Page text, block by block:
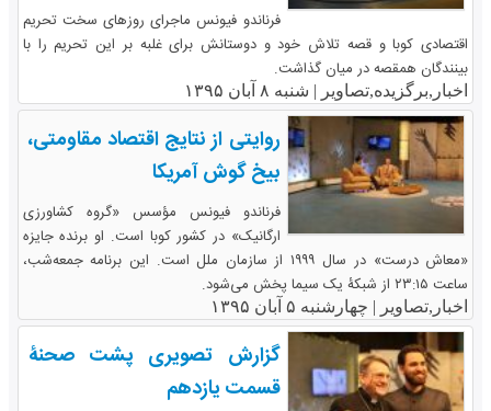
فرناندو فیونس ماجرای روزهای سخت تحریم
اقتصادی کوبا و قصه تلاش خود و دوستانش برای غلبه بر این تحریم را با
بینندگان همقصه در میان گذاشت.
اخبار,برگزیده,تصاویر | شنبه ۸ آبان ۱۳۹۵
روایتی از نتایج اقتصاد مقاومتی،
بیخ گوش آمریکا
فرناندو فیونس مؤسس «گروه کشاورزی
ارگانیک» در کشور کوبا است. او برنده جایزه
«معاش درست» در سال ۱۹۹۹ از سازمان ملل است. این برنامه جمعه‌شب،
ساعت ۲۳:۱۵ از شبکۀ یک سیما پخش می‌شود.
اخبار,تصاویر | چهارشنبه ۵ آبان ۱۳۹۵
گزارش تصویری پشت صحنۀ
قسمت یازدهم